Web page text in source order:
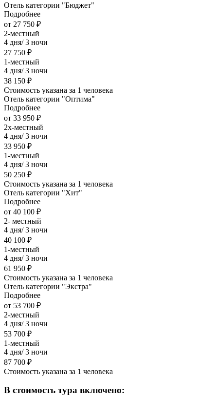
Отель категории "Бюджет"
Подробнее
от 27 750 ₽
2-местный
4 дня/ 3 ночи
27 750 ₽
1-местный
4 дня/ 3 ночи
38 150 ₽
Стоимость указана за 1 человека
Отель категории "Оптима"
Подробнее
от 33 950 ₽
2х-местный
4 дня/ 3 ночи
33 950 ₽
1-местный
4 дня/ 3 ночи
50 250 ₽
Стоимость указана за 1 человека
Отель категории "Хит"
Подробнее
от 40 100 ₽
2- местный
4 дня/ 3 ночи
40 100 ₽
1-местный
4 дня/ 3 ночи
61 950 ₽
Стоимость указана за 1 человека
Отель категории "Экстра"
Подробнее
от 53 700 ₽
2-местный
4 дня/ 3 ночи
53 700 ₽
1-местный
4 дня/ 3 ночи
87 700 ₽
Стоимость указана за 1 человека
В стоимость тура включено: